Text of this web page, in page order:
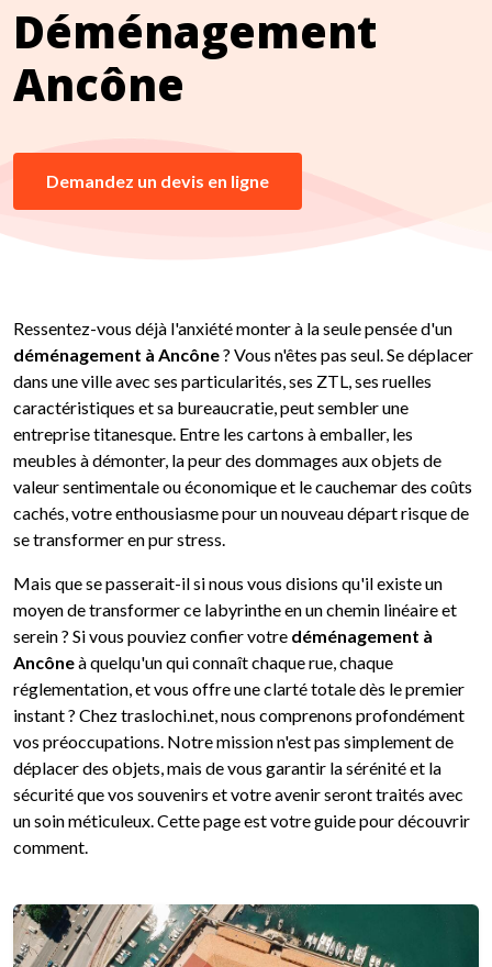
Déménagement
Ancône
Demandez un devis en ligne
Ressentez-vous déjà l'anxiété monter à la seule pensée d'un
déménagement à Ancône? Vous n'êtes pas seul. Se déplacer
dans une ville avec ses particularités, ses ZTL, ses ruelles
caractéristiques et sa bureaucratie, peut sembler une
entreprise titanesque. Entre les cartons à emballer, les
meubles à démonter, la peur des dommages aux objets de
valeur sentimentale ou économique et le cauchemar des coûts
cachés, votre enthousiasme pour un nouveau départ risque de
se transformer en pur stress.
Mais que se passerait-il si nous vous disions qu'il existe un
moyen de transformer ce labyrinthe en un chemin linéaire et
serein ? Si vous pouviez confier votre déménagement à
Ancôneà quelqu'un qui connaît chaque rue, chaque
réglementation, et vous offre une clarté totale dès le premier
instant ? Chez traslochi.net, nous comprenons profondément
vos préoccupations. Notre mission n'est pas simplement de
déplacer des objets, mais de vous garantir la sérénité et la
sécurité que vos souvenirs et votre avenir seront traités avec
un soin méticuleux. Cette page est votre guide pour découvrir
comment.